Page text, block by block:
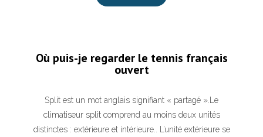
Où puis-je regarder le tennis français
ouvert
Split est un mot anglais signifiant « partagé ».Le
climatiseur split comprend au moins deux unités
distinctes : extérieure et intérieure.. L’unité extérieure se